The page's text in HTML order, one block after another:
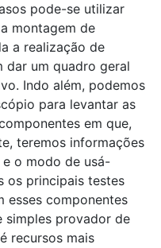
pode-se utilizar
montagem de
a realização de
dar um quadro geral
Indo além, podemos
para levantar as
em que,
teremos informações
o modo de usá-
os principais testes
esses componentes
simples provador de
recursos mais